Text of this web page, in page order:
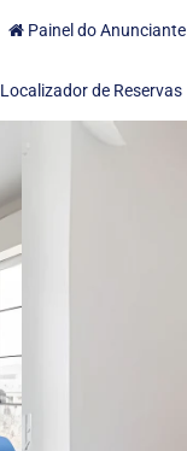
Painel do Anunciante
Localizador de Reservas